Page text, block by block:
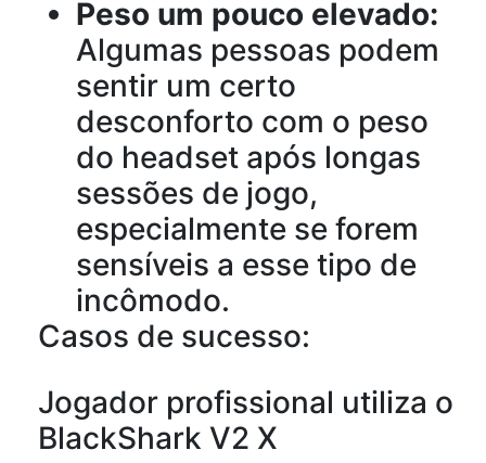
Peso um pouco elevado:
Algumas pessoas podem
sentir um certo
desconforto com o peso
do headset após longas
sessões de jogo,
especialmente se forem
sensíveis a esse tipo de
incômodo.
Casos de sucesso:
Jogador profissional utiliza o
BlackShark V2 X